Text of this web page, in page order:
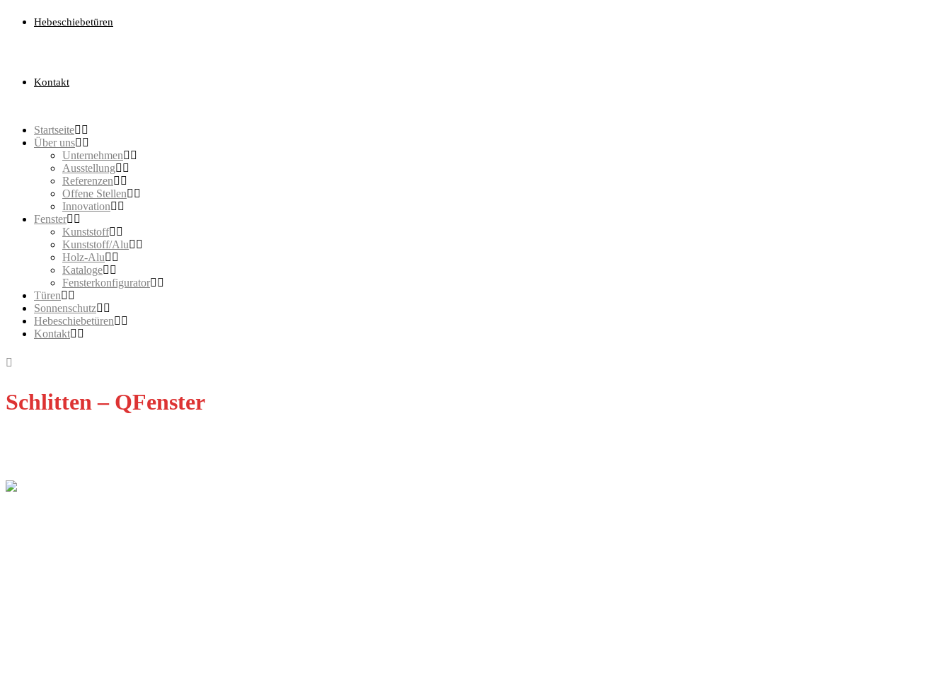
Hebeschiebetüren
Kontakt
Startseite
Über uns
Unternehmen
Ausstellung
Referenzen
Offene Stellen
Innovation
Fenster
Kunststoff
Kunststoff/Alu
Holz-Alu
Kataloge
Fensterkonfigurator
Türen
Sonnenschutz
Hebeschiebetüren
Kontakt
Schlitten – QFenster